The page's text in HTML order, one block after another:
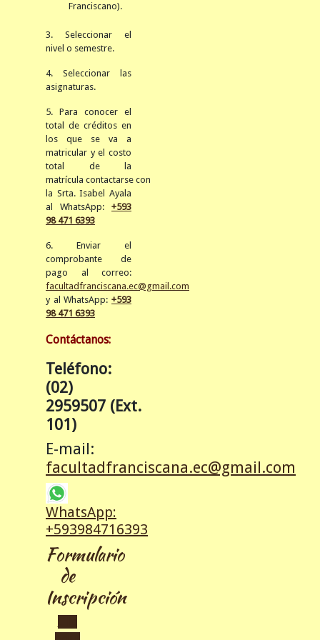
Franciscano).
3. Seleccionar el
nivel o semestre.
4. Seleccionar las
asignaturas.
5. Para conocer el
total de créditos en
los que se va a
matricular y el costo
total de la
matrícula contactarse con
la Srta. Isabel Ayala
al WhatsApp:
+593
98 471 6393
6. Enviar el
comprobante de
pago al correo:
facultadfranciscana.ec@gmail.com
y al WhatsApp: +593
98 471 6393
Contáctanos:
Teléfono:
(02)
2959507 (Ext.
101)
E-mail:
facultadfranciscana.ec@gmail.com
WhatsApp:
+593984716393
Formulario
de
Inscripción